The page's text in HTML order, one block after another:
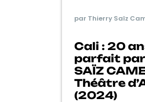
par Thierry Saïz
Cali : 20
parfait
SAÏZ
Théâtre
(2024)